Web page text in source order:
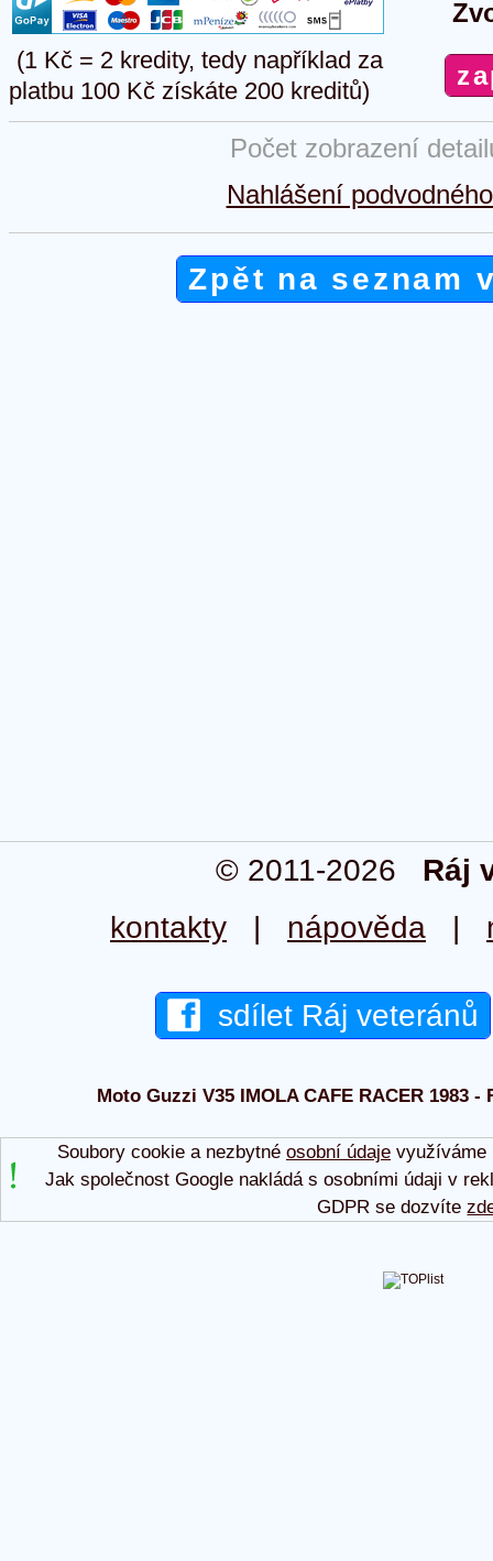
(1 Kč = 2 kredity, tedy například za
platbu 100 Kč získáte 200 kreditů)
Počet zobrazení
Nahlášení
Zpět na seznam
© 2011-2026 Ráj
kontakty | nápověda |
sdílet Ráj veteránů
Moto Guzzi V35 IMOLA CAFE RACER 1983
Soubory cookie a nezbytné osobní údajevyužíváme
Jak společnost Google nakládá s osobními údaji v
GDPR se dozvíte